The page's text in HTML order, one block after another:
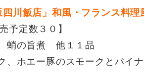
川飯店」和風・フランス料理
予定数３０】
蛸の旨煮 他１１品
、ホエー豚のスモークとパイ